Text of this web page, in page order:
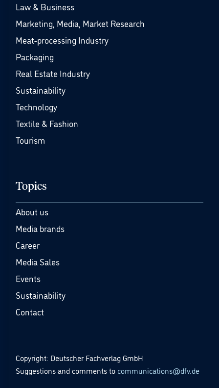
Law & Business
Marketing, Media, Market Research
Meat-processing Industry
Packaging
Real Estate Industry
Sustainability
Technology
Textile & Fashion
Tourism
Topics
About us
Media brands
Career
Media Sales
Events
Sustainability
Contact
Copyright: Deutscher Fachverlag GmbH
Suggestions and comments to communications@dfv.de